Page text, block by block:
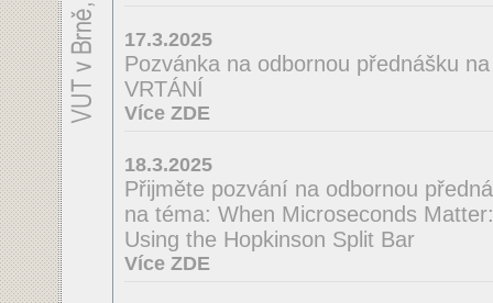
17.3.2025
Pozvánka na odbornou přednášku
VRTÁNÍ
Více ZDE
18.3.2025
Přijměte pozvání na odbornou
na téma: When Microseconds
Using the Hopkinson Split Bar
Více ZDE